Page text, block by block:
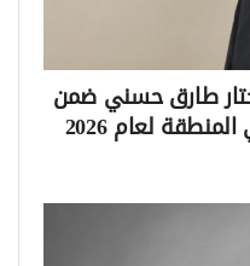
طارق حسني ضمن